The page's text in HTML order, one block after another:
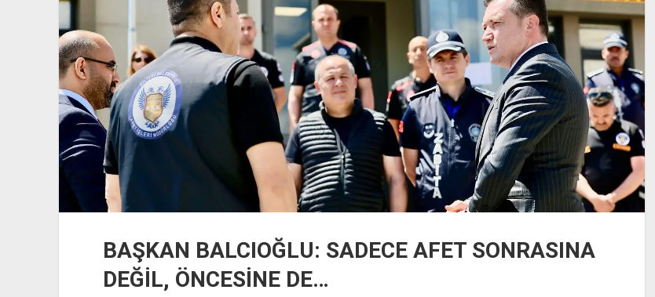
SAHİBİZ
BAŞKAN BALCIOĞLU: SADECE AFET SONRASINA
DEĞİL, ÖNCESİNE DE…